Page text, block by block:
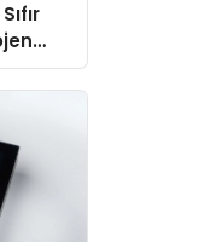
ve